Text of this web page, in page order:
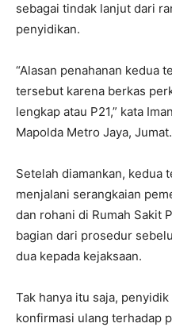
sebagai tindak lanjut dari
penyidikan.
“Alasan penahanan kedua
tersebut karena berkas
lengkap atau P21,” kata
Mapolda Metro Jaya, Jumat.
Setelah diamankan, kedua
menjalani serangkaian
dan rohani di Rumah Sakit
bagian dari prosedur
dua kepada kejaksaan.
Tak hanya itu saja,
konfirmasi ulang terhadap